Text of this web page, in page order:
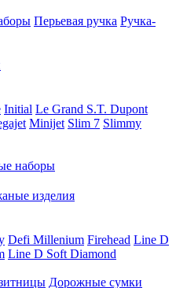
Перьевая ручка Ручка-
Initial Le Grand S.T. Dupont
Minijet Slim 7 Slimmy
наборы
изделия
Defi Millenium Firehead Line D
Line D Soft Diamond
Дорожные сумки